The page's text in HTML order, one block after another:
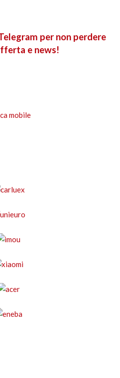
per non perdere
e news!